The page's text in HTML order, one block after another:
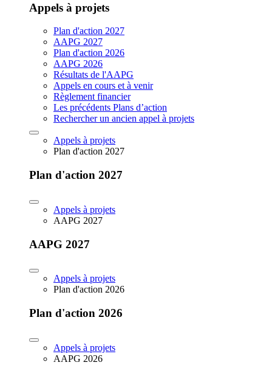
Appels à projets
Plan d'action 2027
AAPG 2027
Plan d'action 2026
AAPG 2026
Résultats de l'AAPG
Appels en cours et à venir
Règlement financier
Les précédents Plans d’action
Rechercher un ancien appel à projets
Appels à projets
Plan d'action 2027
Plan d'action 2027
Appels à projets
AAPG 2027
AAPG 2027
Appels à projets
Plan d'action 2026
Plan d'action 2026
Appels à projets
AAPG 2026